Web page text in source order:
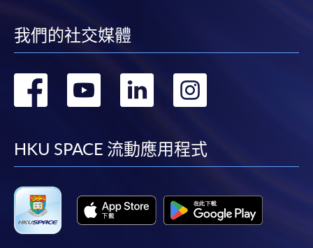
我們的社交媒體
轉
facebook
轉
youtube
轉
linkedin
轉
HKU SPACE 流動應用程式